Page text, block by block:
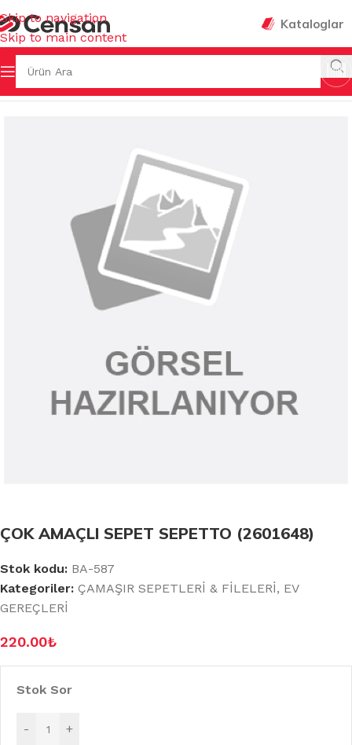
Skip to navigation
Skip to main content
Kataloglar
Sayfa ÇAMAŞIR SEPETLERİ & FİLELERİ
ÇOK AMAÇLI SEPET SEPETTO (2601648)
Stok kodu: BA-587
Kategoriler: ÇAMAŞIR SEPETLERİ & FİLELERİ, EV
GEREÇLERİ
220.00₺
Stok Sor
- +